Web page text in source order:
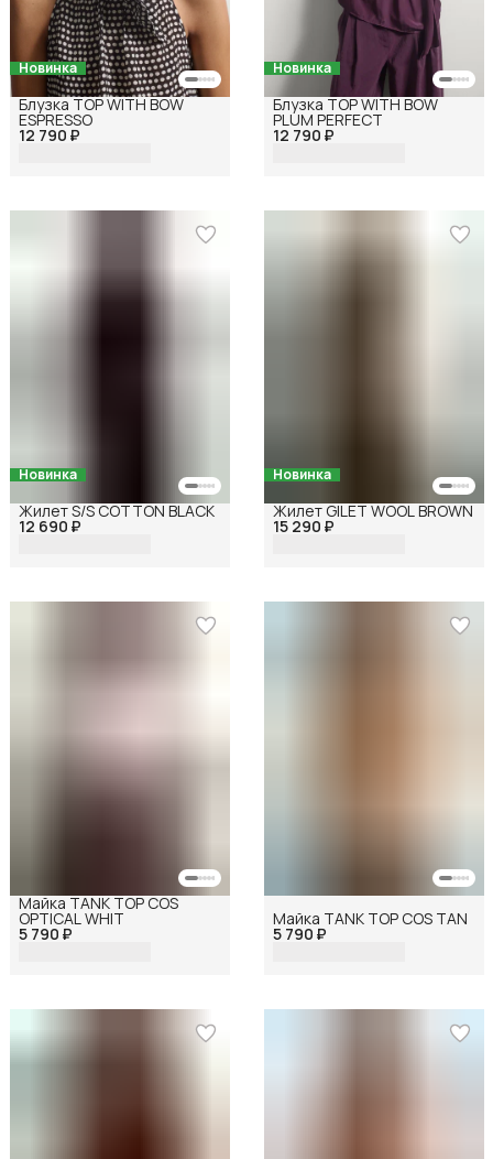
Новинка
12 790 ₽
Блузка TOP WITH BOW
ESPRESSO
Новинка
12 790 ₽
Блузка TOP WITH BOW
PLUM PERFECT
Новинка
12 690 ₽
Жилет S/S COTTON BLACK
Новинка
15 290 ₽
Жилет GILET WOOL BROWN
5 790 ₽
Майка TANK TOP COS
OPTICAL WHIT
5 790 ₽
Майка TANK TOP COS TAN